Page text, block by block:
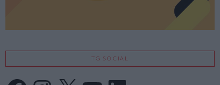
TG SOCIAL
FacebookInstagram
X LinkedIn